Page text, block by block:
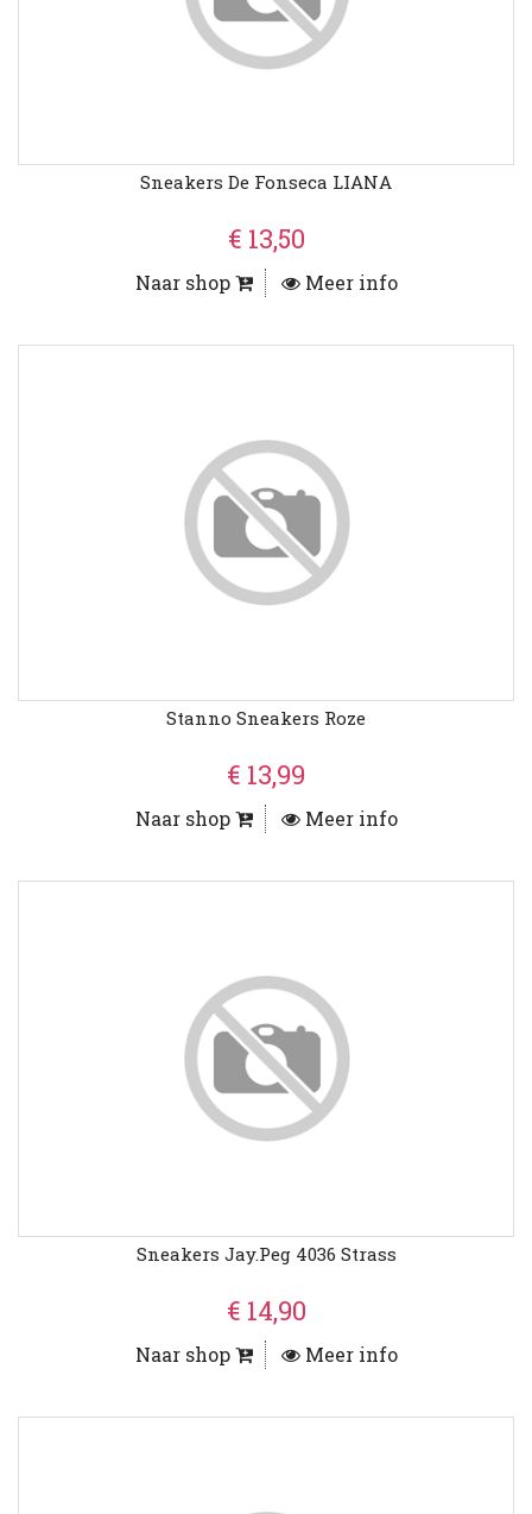
Sneakers De Fonseca LIANA
€ 13,50
Naar shop Meer info
Stanno Sneakers Roze
€ 13,99
Naar shop Meer info
Sneakers Jay.peg 4036 Strass
€ 14,90
Naar shop Meer info